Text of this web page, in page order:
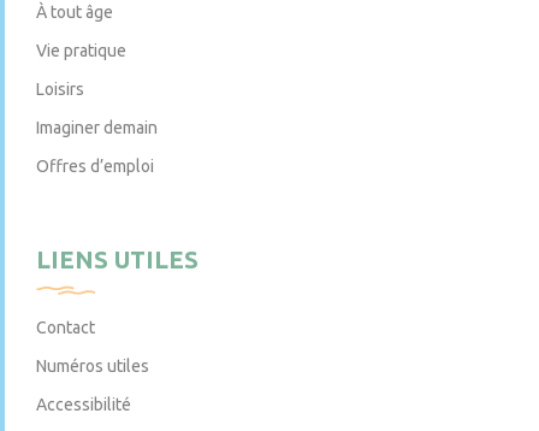
À tout âge
Vie pratique
Loisirs
Imaginer demain
Offres d’emploi
LIENS UTILES
Contact
Numéros utiles
Accessibilité